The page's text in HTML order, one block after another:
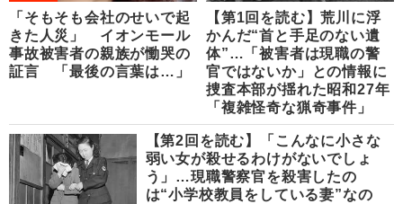
「そもそも会社のせいで起
きた人災」 イオンモール
事故被害者の親族が慟哭の
証言 「最後の言葉は…」
【第1回を読む】荒川に浮
かんだ“首と手足のない遺
体”…「被害者は現職の警
官ではないか」との情報に
捜査本部が揺れた昭和27年
「複雑怪奇な猟奇事件」
【第2回を読む】「こんなに小さな
弱い女が殺せるわけがないでしょ
う」…現職警察官を殺害したの
は“小学校教員をしている妻”なの